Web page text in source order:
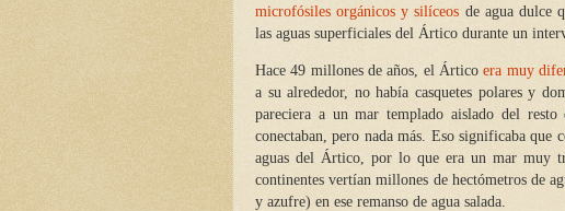
microfósiles orgánicos y silíceos de agua dulce
las aguas superficiales del Ártico durante un
Hace 49 millones de años, el Árticoera muy
a su alrededor, no había casquetes polares y
pareciera a un mar templado aislado del resto
conectaban, pero nada más. Eso significaba
aguas del Ártico, por lo que era un mar muy
continentes vertían millones de hectómetros de
y azufre) en ese remanso de agua salada.